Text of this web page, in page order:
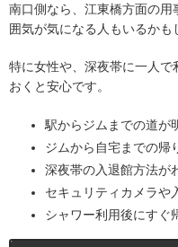
南口側なら、江東橋方面の
囲気が気になる人もいるかも
特に女性や、深夜帯に一人
おくと安心です。
駅からジムまでの道が
ジムから自宅までの帰
深夜帯の入退館方法が
セキュリティカメラや
シャワー利用後にすぐ